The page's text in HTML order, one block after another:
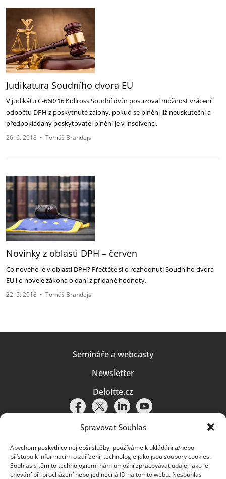
Spravovat Souhlas
Abychom poskytli co nejlepší služby, používáme k ukládání a/nebo
přístupu k informacím o zařízení, technologie jako jsou soubory cookies.
Souhlas s těmito technologiemi nám umožní zpracovávat údaje, jako je
chování při procházení nebo jedinečná ID na tomto webu. Nesouhlas
Judikatura Soudního dvora EU
V judikátu C-660/16 Kollross Soudní dvůr posuzoval možnost vrácení
odpočtu DPH z poskytnuté zálohy, pokud se plnění již neuskuteční a
předpokládaný poskytovatel plnění je v insolvenci.
26. 6. 2018 • Tomáš Brandejs
Novinky z oblasti DPH – červen
Co nového je v oblasti DPH? Přečtěte si o rozhodnutí Soudního dvora
EU i o novele zákona o dani z přidané hodnoty.
22. 5. 2018 • Tomáš Brandejs
Semináře a webcasty
Newsletter
Deloitte.cz
Pravidla používání|Ochrana osobních údajů|Soubory cookies |
Deloitte.cz